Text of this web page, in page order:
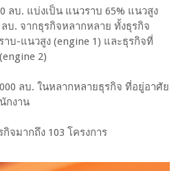
ลบ. แบ่งเป็น แนวราบ 65% แนวสูง
บ. จากธุรกิจหลากหลาย ทั้งธุรกิจ
บ-แนวสูง (engine 1) และธุรกิจที่
2)
ลบ. ในหลากหลายธุรกิจ ที่อยู่อาศัย
กงาน
จมากถึง 103 โครงการ